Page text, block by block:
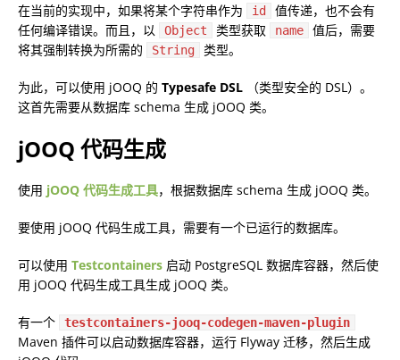
在当前的实现中，如果将某个字符串作为 id
值传递，也不会有
任何编译错误。而且，以
Object 类型获取 name
值后，需要
将其强制转换为所需的
String 类型。
为此，可以使用 jOOQ 的 Typesafe DSL （类型安全的 DSL）。
这首先需要从数据库 schema 生成 jOOQ 类。
jOOQ 代码生成
使用 jOOQ 代码生成工具，根据数据库 schema 生成 jOOQ 类。
要使用 jOOQ 代码生成工具，需要有一个已运行的数据库。
可以使用 Testcontainers 启动 PostgreSQL 数据库容器，然后使
用 jOOQ 代码生成工具生成 jOOQ 类。
有一个 testcontainers-jooq-codegen-maven-plugin
Maven 插件可以启动数据库容器，运行 Flyway 迁移，然后生成